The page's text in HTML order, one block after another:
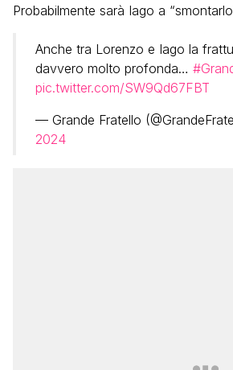
Probabilmente sarà Iago a
Anche tra Lorenzo e Iago la
davvero molto profonda…
pic.twitter.com/SW9Qd67FBT
— Grande Fratello
2024